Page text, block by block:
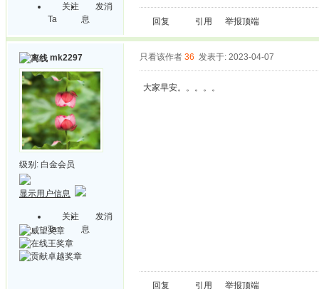
关注
Ta
发消
息
回复 引用 举报顶端
mk2297
级别: 白金会员
显示用户信息
关注
Ta
发消
息
只看该作者 36 发表于: 2023-04-07
大家早安。。。。。
回复 引用 举报顶端